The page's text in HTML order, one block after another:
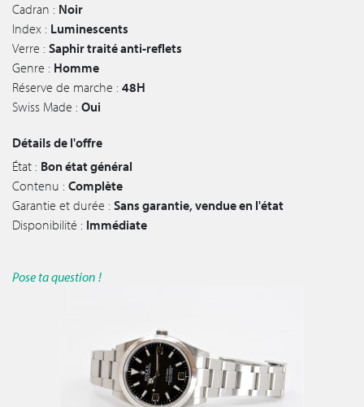
Cadran : Noir
Index : Luminescents
Verre : Saphir traité anti-reflets
Genre : Homme
Réserve de marche : 48H
Swiss Made : Oui
Détails de l'offre
État : Bon état général
Contenu : Complète
Garantie et durée : Sans garantie, vendue en l'état
Disponibilité : Immédiate
Pose ta question !